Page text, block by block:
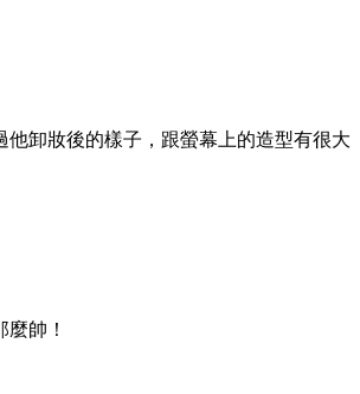
卸妝後的樣子，跟螢幕上的造型有很大
帥！